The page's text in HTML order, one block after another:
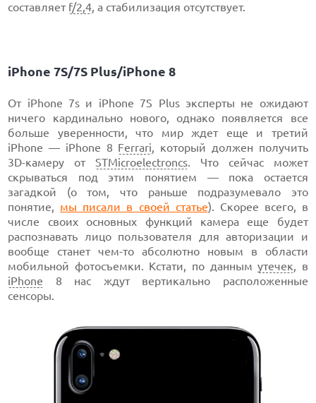
составляет f/2,4, а стабилизация отсутствует.
iPhone 7S/7S Plus/iPhone 8
От iPhone 7s и iPhone 7S Plus эксперты не ожидают
ничего кардинально нового, однако появляется все
больше уверенности, что мир ждет еще и третий
iPhone — iPhone 8 Ferrari, который должен получить
3D-камеру отSTMicroelectroncs. Что сейчас может
скрываться под этим понятием — пока остается
загадкой (о том, что раньше подразумевало это
понятие, мы писали в своей статье). Скорее всего, в
числе своих основных функций камера еще будет
распознавать лицо пользователя для авторизации и
вообще станет чем-то абсолютно новым в области
мобильной фотосъемки. Кстати, по даннымутечек, в
iPhone 8 нас ждут вертикально расположенные
сенсоры.